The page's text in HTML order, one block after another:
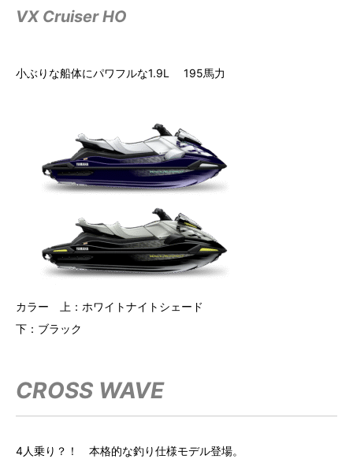
VX Cruiser HO
小ぶりな船体にパワフルな1.9L 195馬力
カラー 上：ホワイトナイトシェード
下：ブラック
CROSS WAVE
4人乗り？！ 本格的な釣り仕様モデル登場。